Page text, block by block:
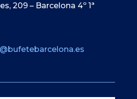
209 – Barcelona 4º 1ª